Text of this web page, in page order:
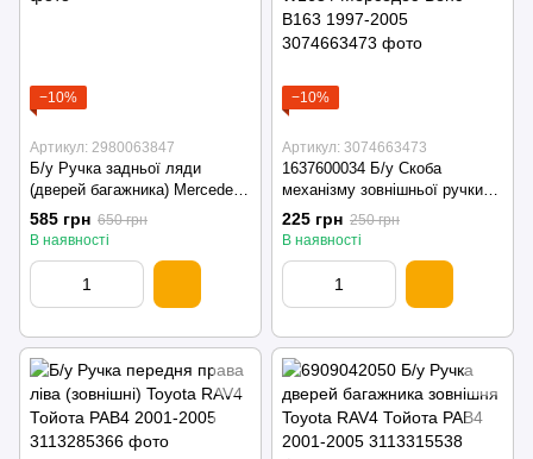
−10%
Артикул: 2980063847
Б/у Ручка задньої ляди
(дверей багажника) Mercedes-
Benz Vito 639 2003-2014
585 грн 650 грн
В наявності
−10%
Артикул: 3074663473
1637600034 Б/у Скоба
механізму зовнішньої ручки
дверей (кронштейн) Mercedes-
Benz ML-Class W163 /
225 грн 250 грн
В наявності